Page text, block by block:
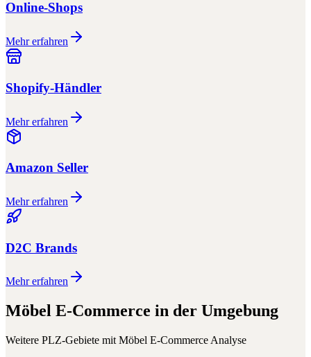
Online-Shops
Mehr erfahren
Shopify-Händler
Mehr erfahren
Amazon Seller
Mehr erfahren
D2C Brands
Mehr erfahren
Möbel E-Commerce in der Umgebung
Weitere PLZ-Gebiete mit Möbel E-Commerce Analyse